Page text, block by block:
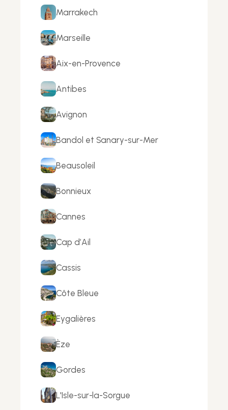
Marrakech
Marseille
Aix-en-Provence
Antibes
Avignon
Bandol et Sanary-sur-Mer
Beausoleil
Bonnieux
Cannes
Cap d’Ail
Cassis
Côte Bleue
Eygalières
Èze
Gordes
L'Isle-sur-la-Sorgue